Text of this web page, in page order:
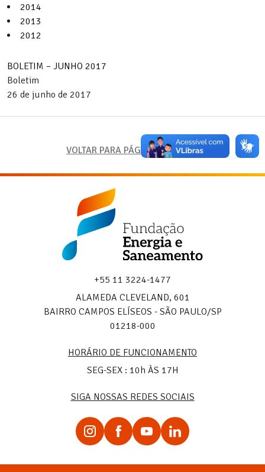
2014
2013
2012
BOLETIM – JUNHO 2017
Boletim
26 de junho de 2017
VOLTAR PARA PÁGINA ANTERIOR
Fundação
Energia
Saneamento
+55 11 3224-1477
ALAMEDA CLEVELAND, 601
BAIRRO CAMPOS ELÍSEOS - SÃO PAULO/SP
01218-000
HORÁRIO DE FUNCIONAMENTO
SEG-SEX : 10h ÀS 17H
SIGA NOSSAS REDES SOCIAIS